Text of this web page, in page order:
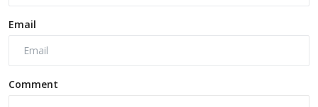
Email
Comment